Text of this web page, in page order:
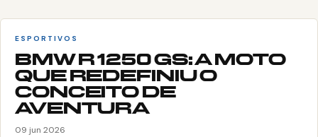
ESPORTIVOS
BMW R 1250 GS: A MOTO
QUE REDEFINIU O
CONCEITO DE
AVENTURA
09 jun 2026